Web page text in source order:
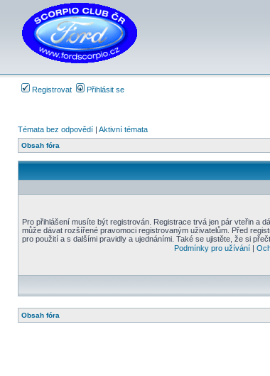
Registrovat Přihlásit se
Témata bez odpovědí | Aktivní témata
Obsah fóra
Pro přihlášení musíte být registrován. Registrace trvá jen pár vteřin a
může dávat rozšířené pravomoci registrovaným uživatelům. Před
pro použití a s dalšími pravidly a ujednáními. Také se ujistěte, že si
Podmínky pro užívání|
Obsah fóra